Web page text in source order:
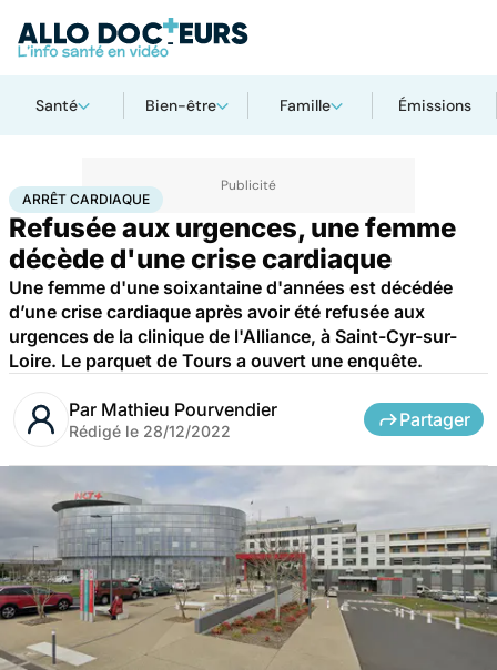
Santé Bien-être Famille Émissions
AccueilSantéUrgencesArrêt cardiaque
ARRÊT CARDIAQUE
Refusée aux urgences, une femme
décède d'une crise cardiaque
Une femme d'une soixantaine d'années est décédée
d’une crise cardiaque après avoir été refusée aux
urgences de la clinique de l'Alliance, à Saint-Cyr-sur-
Loire. Le parquet de Tours a ouvert une enquête.
Par Mathieu Pourvendier
Rédigé le 28/12/2022
Partager